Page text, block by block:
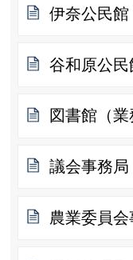
伊奈公民館
谷和原公民
図書館（業
議会事務局
農業委員会